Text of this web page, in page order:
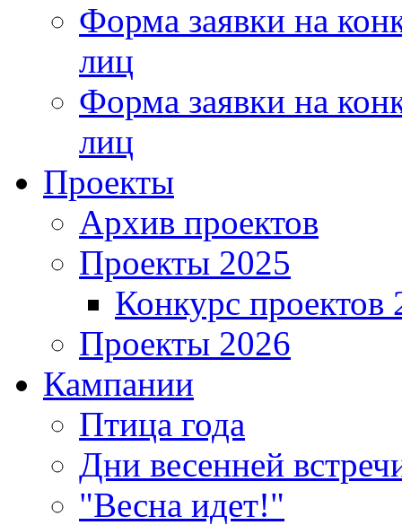
Форма заявки на
лиц
Форма заявки на
лиц
Проекты
Архив проектов
Проекты 2025
Конкурс проектов
Проекты 2026
Кампании
Птица года
Дни весенней
"Весна идет!"